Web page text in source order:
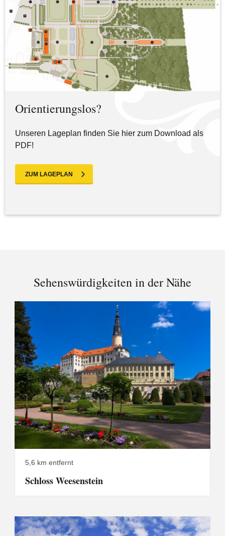
Orientierungslos?
Unseren Lageplan finden Sie hier zum Download als
PDF!
ZUM LAGEPLAN
Sehenswürdigkeiten in der Nähe
5,6 km entfernt
Schloss Weesenstein